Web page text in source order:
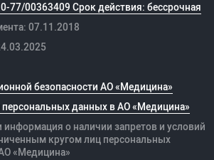
77/00363409 Срок действия: бессрочная
07.11.2018
безопасности АО «Медицина»
персональных данных в АО «Медицина»
о наличии запретов и условий
кругом лиц персональных
«Медицина»